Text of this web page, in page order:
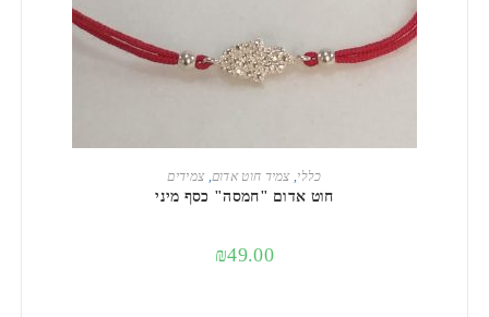
הוספה לסלכללי,צמיד חוט אדום,צמידים
חוט אדום "חמסה" כסף מיני
₪49.00